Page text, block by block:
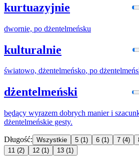
kurtuazyjnie
dwornie, po dżentelmeńsku
kulturalnie
światowo, dżentelmeńsko, po
dżentelmeński
będący wyrazem dobrych manier i
dżentelmeńskie gesty.
Długość: Wszystkie 5 (1) 6 (1) 7 (4)
11 (2) 12 (1) 13 (1)